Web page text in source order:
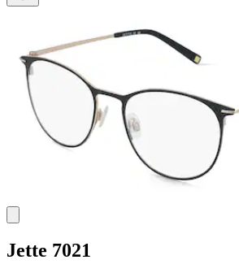
Jette 7021